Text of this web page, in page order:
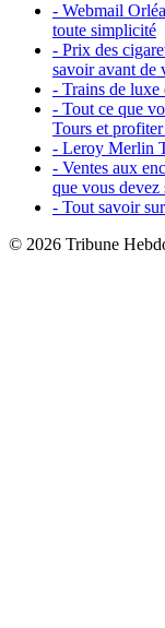
- Webmail
toute simplicité
- Prix des
savoir avant de
- Trains de
- Tout ce que
Tours et
- Leroy Merlin
- Ventes aux
que vous devez
- Tout savoir
© 2026 Tribune